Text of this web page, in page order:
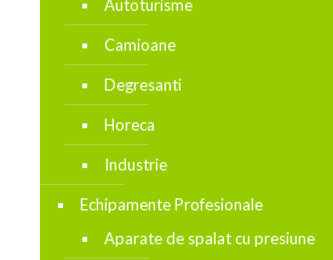
Autoturisme
Camioane
Degresanti
Horeca
Industrie
Echipamente Profesionale
Aparate de spalat cu presiune